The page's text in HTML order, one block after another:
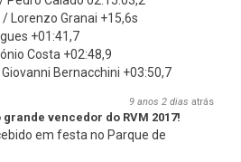
Lorenzo Granai +15,6s
+01:41,7
Costa +02:48,9
Bernacchini +03:50,7
9 anos 2 dias atrás
vencedor do RVM 2017!
em festa no Parque de